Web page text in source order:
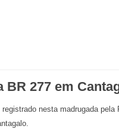
BR 277 em
nesta madrugada